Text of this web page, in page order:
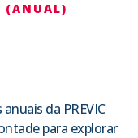
(ANUAL)
da PREVIC
para explorar